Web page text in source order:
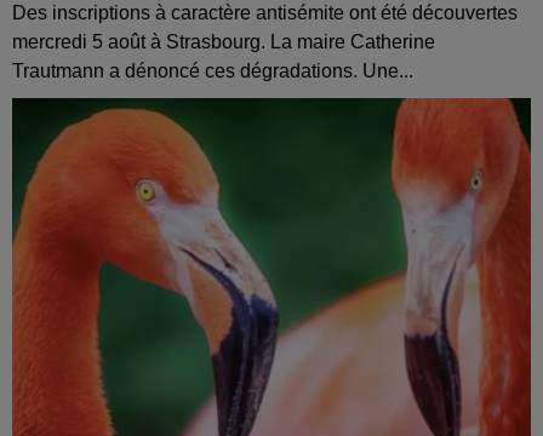
Des inscriptions à caractère antisémite ont été découvertes
mercredi 5 août à Strasbourg. La maire Catherine
Trautmann a dénoncé ces dégradations. Une...